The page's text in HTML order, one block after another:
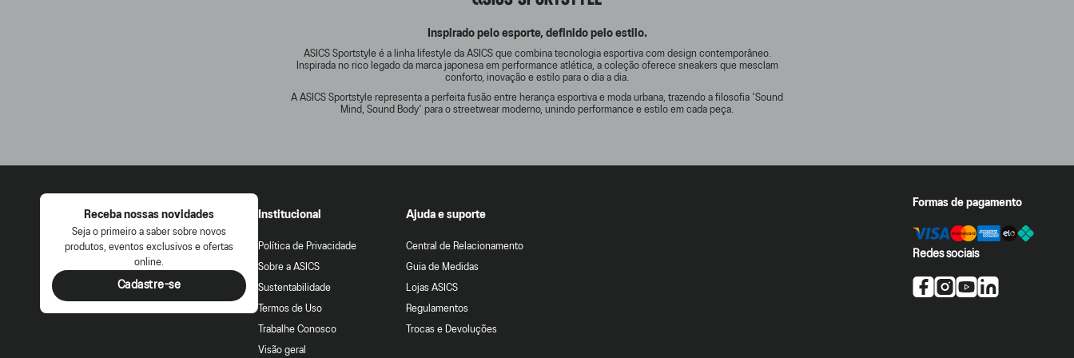
Inspirado pelo esporte, definido pelo estilo.
ASICS Sportstyle é a linha lifestyle da ASICS que combina tecnologia esportiva com design contemporâneo.
Inspirada no rico legado da marca japonesa em performance atlética, a coleção oferece sneakers que mesclam
conforto, inovação e estilo para o dia a dia.
A ASICS Sportstyle representa a perfeita fusão entre herança esportiva e moda urbana, trazendo a filosofia 'Sound
Mind, Sound Body' para o streetwear moderno, unindo performance e estilo em cada peça.
Receba nossas novidades
Seja o primeiro a saber sobre novos
produtos, eventos exclusivos e ofertas
online.
Cadastre-se
Institucional
Política de Privacidade
Sobre a ASICS
Sustentabilidade
Termos de Uso
Trabalhe Conosco
Visão geral
Ajuda e suporte
Central de Relacionamento
Guia de Medidas
Lojas ASICS
Regulamentos
Trocas e Devoluções
Formas de pagamento
Redes sociais